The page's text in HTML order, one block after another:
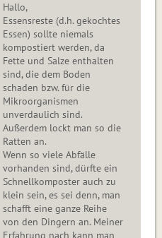
Hallo,
Essensreste (d.h. gekochtes
Essen) sollte niemals
kompostiert werden, da
Fette und Salze enthalten
sind, die dem Boden
schaden bzw. für die
Mikroorganismen
unverdaulich sind.
Außerdem lockt man so die
Ratten an.
Wenn so viele Abfälle
vorhanden sind, dürfte ein
Schnellkomposter auch zu
klein sein, es sei denn, man
schafft eine ganze Reihe
von den Dingern an. Meiner
Erfahrung nach kann man